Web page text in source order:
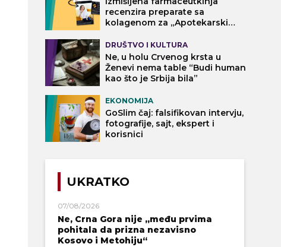
recenzira preparate sa
kolagenom za „Apotekarski
DRUŠTVO I KULTURA
Ne, u holu Crvenog krsta u
Ženevi nema table “Budi human
kao što je Srbija bila”
EKONOMIJA
GoSlim čaj: falsifikovan intervju,
fotografije, sajt, ekspert i
korisnici
UKRATKO
07/08/2026
Ne, Crna Gora nije „među prvima
pohitala da prizna nezavisno
Kosovo i Metohiju“